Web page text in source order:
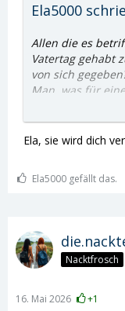
Ela5000
Allen die es
Vatertag gehabt
von sich
Man, was für
Ja, Frieda,
Verbrechen der
Männer mal
kreischst???🤦
sie nicht mal
einen
zu bekommen!! 🤦
der toxischen
Ela, sie wird dich
Ela5000 gefällt das.
Nacktfrosch
16. Mai 2026 +1